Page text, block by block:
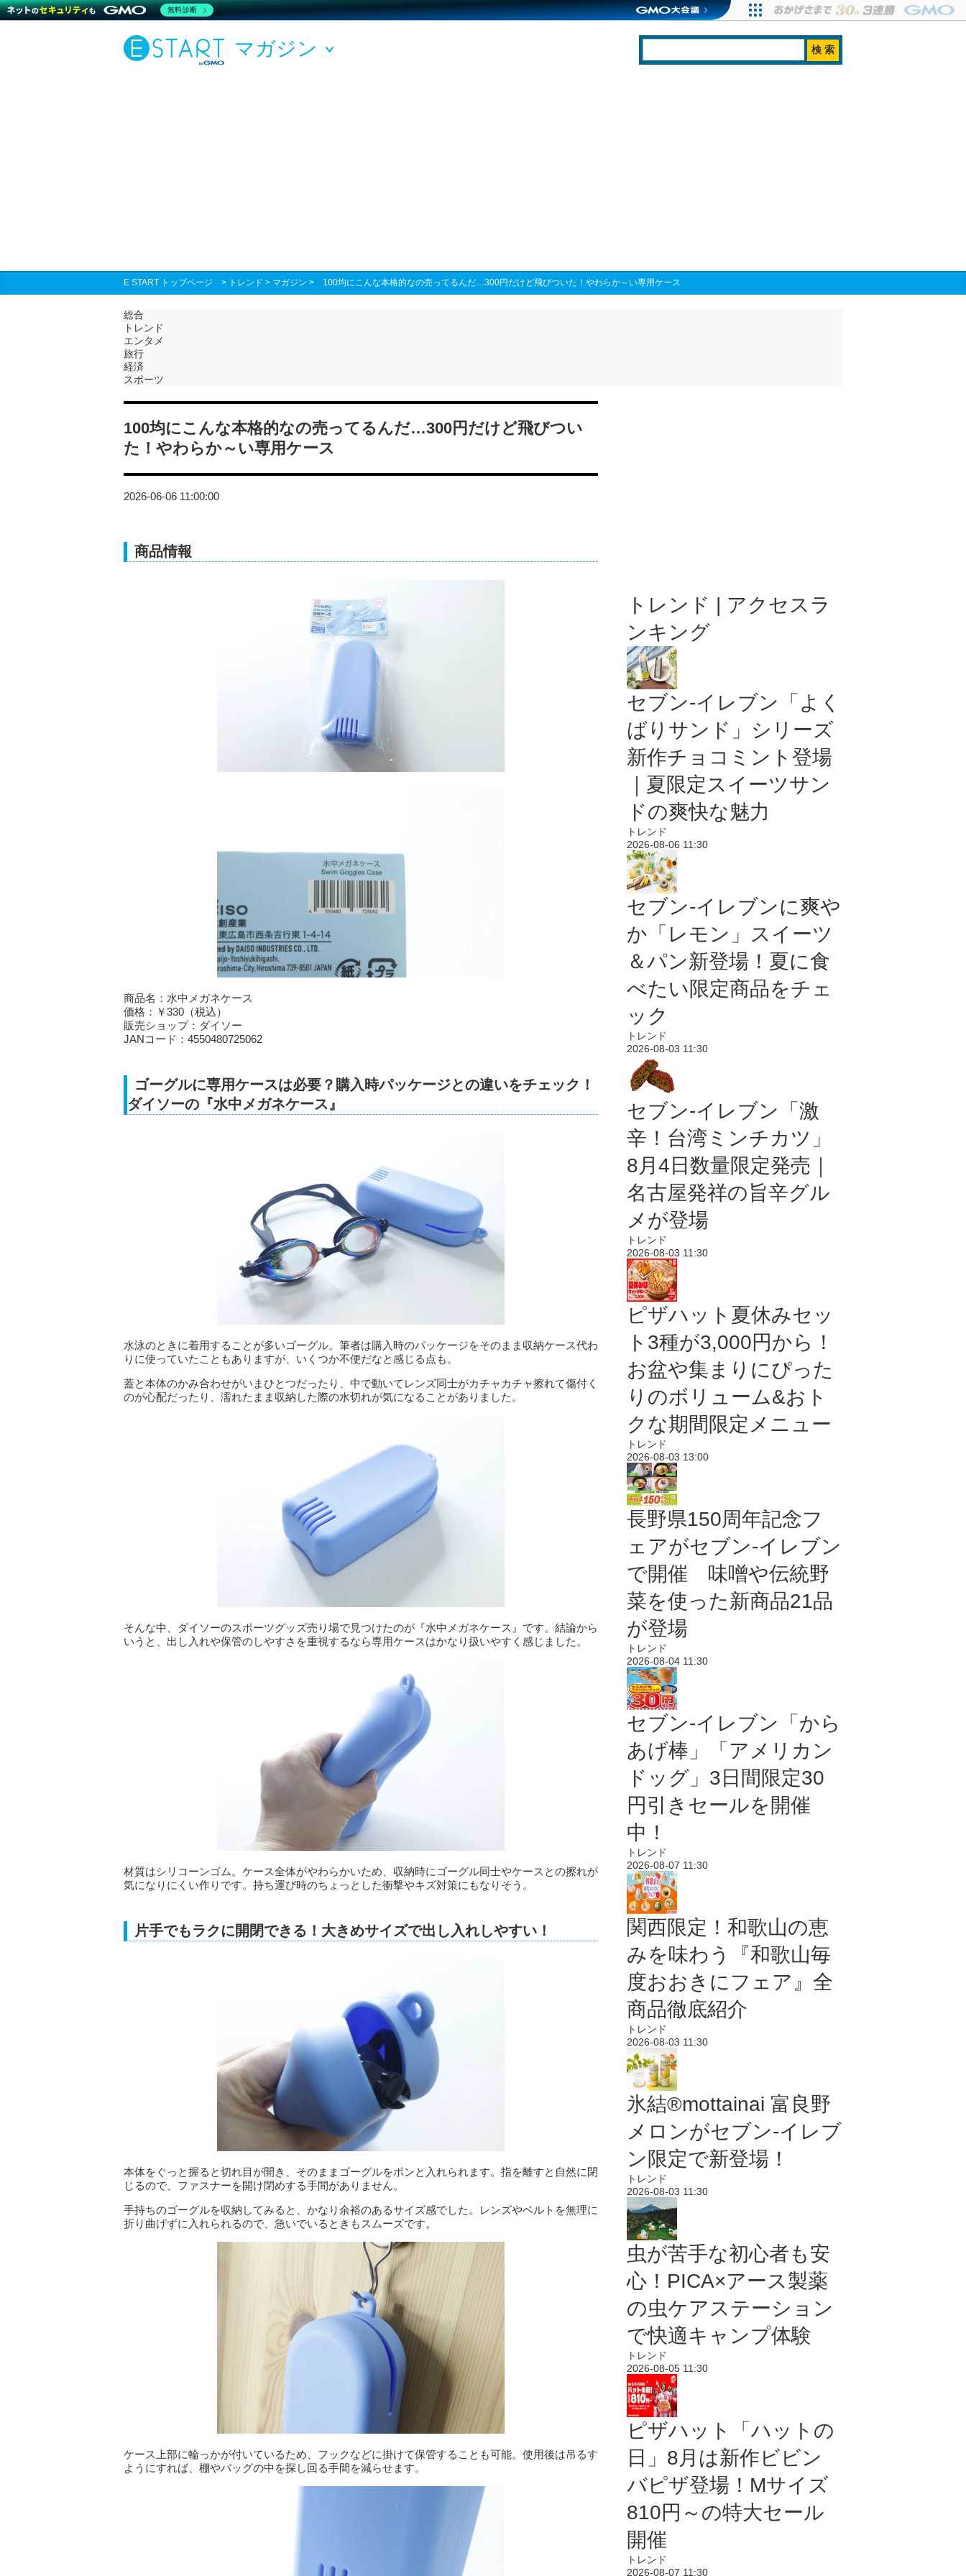
マガジン
E START トップページ > トレンド > マガジン > 100均にこんな本格的なの売ってるんだ…300円だけど飛びついた！やわらか～い専用ケース
総合
トレンド
エンタメ
旅行
経済
スポーツ
100均にこんな本格的なの売ってるんだ…300円だけど飛びつい
た！やわらか～い専用ケース
2026-06-06 11:00:00
商品情報
商品名：水中メガネケース
価格：￥330（税込）
販売ショップ：ダイソー
JANコード：4550480725062
ゴーグルに専用ケースは必要？購入時パッケージとの違いをチェック！
ダイソーの『水中メガネケース』
水泳のときに着用することが多いゴーグル。筆者は購入時のパッケージをそのまま収納ケース代わ
りに使っていたこともありますが、いくつか不便だなと感じる点も。
蓋と本体のかみ合わせがいまひとつだったり、中で動いてレンズ同士がカチャカチャ擦れて傷付く
のが心配だったり、濡れたまま収納した際の水切れが気になることがありました。
そんな中、ダイソーのスポーツグッズ売り場で見つけたのが『水中メガネケース』です。結論から
いうと、出し入れや保管のしやすさを重視するなら専用ケースはかなり扱いやすく感じました。
材質はシリコーンゴム。ケース全体がやわらかいため、収納時にゴーグル同士やケースとの擦れが
気になりにくい作りです。持ち運び時のちょっとした衝撃やキズ対策にもなりそう。
片手でもラクに開閉できる！大きめサイズで出し入れしやすい！
本体をぐっと握ると切れ目が開き、そのままゴーグルをポンと入れられます。指を離すと自然に閉
じるので、ファスナーを開け閉めする手間がありません。
手持ちのゴーグルを収納してみると、かなり余裕のあるサイズ感でした。レンズやベルトを無理に
折り曲げずに入れられるので、急いでいるときもスムーズです。
ケース上部に輪っかが付いているため、フックなどに掛けて保管することも可能。使用後は吊るす
ようにすれば、棚やバッグの中を探し回る手間を減らせます。
トレンド | アクセスラ
ンキング
セブン‐イレブン「よく
ばりサンド」シリーズ
新作チョコミント登場
｜夏限定スイーツサン
ドの爽快な魅力
トレンド
2026-08-06 11:30
セブン‐イレブンに爽や
か「レモン」スイーツ
＆パン新登場！夏に食
べたい限定商品をチェ
ック
トレンド
2026-08-03 11:30
セブン-イレブン「激
辛！台湾ミンチカツ」
8月4日数量限定発売｜
名古屋発祥の旨辛グル
メが登場
トレンド
2026-08-03 11:30
ピザハット夏休みセッ
ト3種が3,000円から！
お盆や集まりにぴった
りのボリューム&おト
クな期間限定メニュー
トレンド
2026-08-03 13:00
長野県150周年記念フ
ェアがセブン-イレブン
で開催 味噌や伝統野
菜を使った新商品21品
が登場
トレンド
2026-08-04 11:30
セブン‐イレブン「から
あげ棒」「アメリカン
ドッグ」3日間限定30
円引きセールを開催
中！
トレンド
2026-08-07 11:30
関西限定！和歌山の恵
みを味わう『和歌山毎
度おおきにフェア』全
商品徹底紹介
トレンド
2026-08-03 11:30
氷結®mottainai 富良野
メロンがセブン‐イレブ
ン限定で新登場！
トレンド
2026-08-03 11:30
虫が苦手な初心者も安
心！PICA×アース製薬
の虫ケアステーション
で快適キャンプ体験
トレンド
2026-08-05 11:30
ピザハット「ハットの
日」8月は新作ビビン
バピザ登場！Mサイズ
810円～の特大セール
開催
トレンド
2026-08-07 11:30
無料診断